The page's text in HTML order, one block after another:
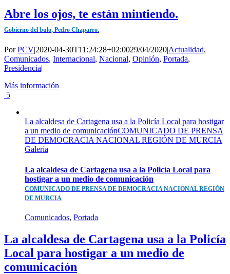
Abre los ojos, te están mintiendo.
Gobierno del bulo, Pedro Chaparro.
PorPCV|2020-04-30T11:24:28+02:0029/04/2020|Actualidad,
Comunicados, Internacional, Nacional, Opinión, Portada,
Presidencia|
Más información
5
La alcaldesa de Cartagena usa a la Policía Local para hostigar
a un medio de comunicaciónCOMUNICADO DE PRENSA
DE DEMOCRACIA NACIONAL REGIÓN DE MURCIA
Galería
La alcaldesa de Cartagena usa a la Policía Local para
hostigar a un medio de comunicación
COMUNICADO DE PRENSA DE DEMOCRACIA NACIONAL REGIÓN
DE MURCIA
Comunicados, Portada
La alcaldesa de Cartagena usa a la Policía
Local para hostigar a un medio de
comunicación